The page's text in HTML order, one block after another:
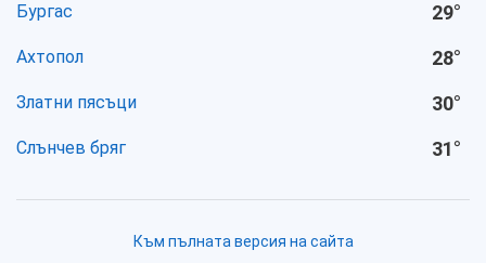
Бургас 29°
Ахтопол 28°
Златни пясъци 30°
Слънчев бряг 31°
Към пълната версия на сайта